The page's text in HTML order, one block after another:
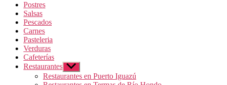
Postres
Salsas
Pescados
Carnes
Pasteleria
Verduras
Cafeterías
Restaurantes Mostrar
el
submenú
Restaurantes en Puerto Iguazú